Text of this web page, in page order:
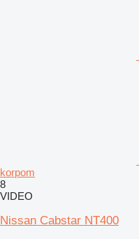
korpom
8
VIDEO
Nissan Cabstar NT400